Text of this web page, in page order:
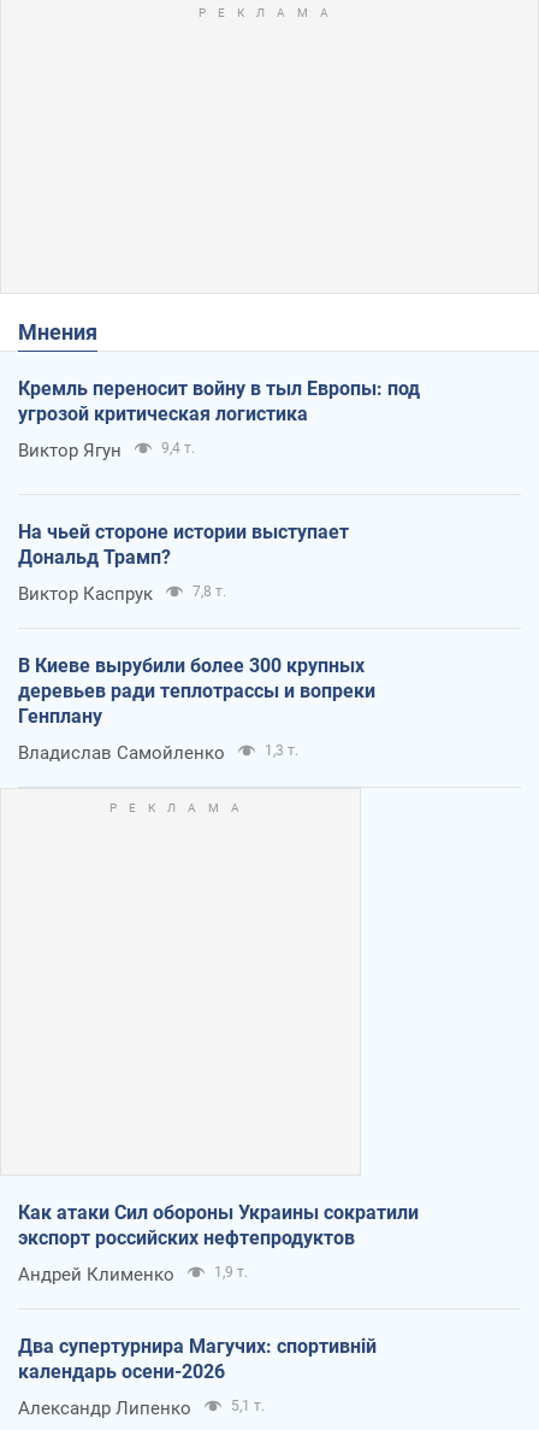
Мнения
Кремль переносит войну в тыл Европы: под
угрозой критическая логистика
Виктор Ягун 9,4 т.
На чьей стороне истории выступает
Дональд Трамп?
Виктор Каспрук 7,8 т.
В Киеве вырубили более 300 крупных
деревьев ради теплотрассы и вопреки
Генплану
Владислав Самойленко 1,3 т.
Как атаки Сил обороны Украины сократили
экспорт российских нефтепродуктов
Андрей Клименко 1,9 т.
Два супертурнира Магучих: спортивній
календарь осени-2026
Александр Липенко 5,1 т.